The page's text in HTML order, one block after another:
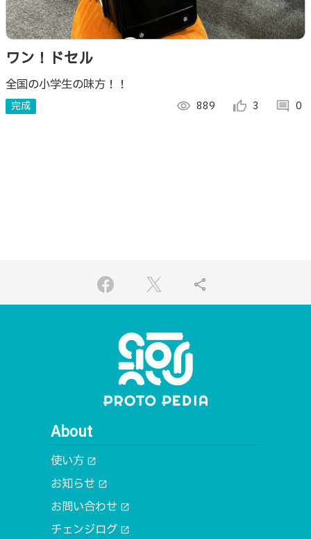
ワン！ドセル
全国の小学生の味方！！
完成 visibility 889 thumb_up_alt 3 comment 0
share
About
使い方 open_in_new
お知らせ open_in_new
お問い合わせ open_in_new
チェンジログ open_in_new